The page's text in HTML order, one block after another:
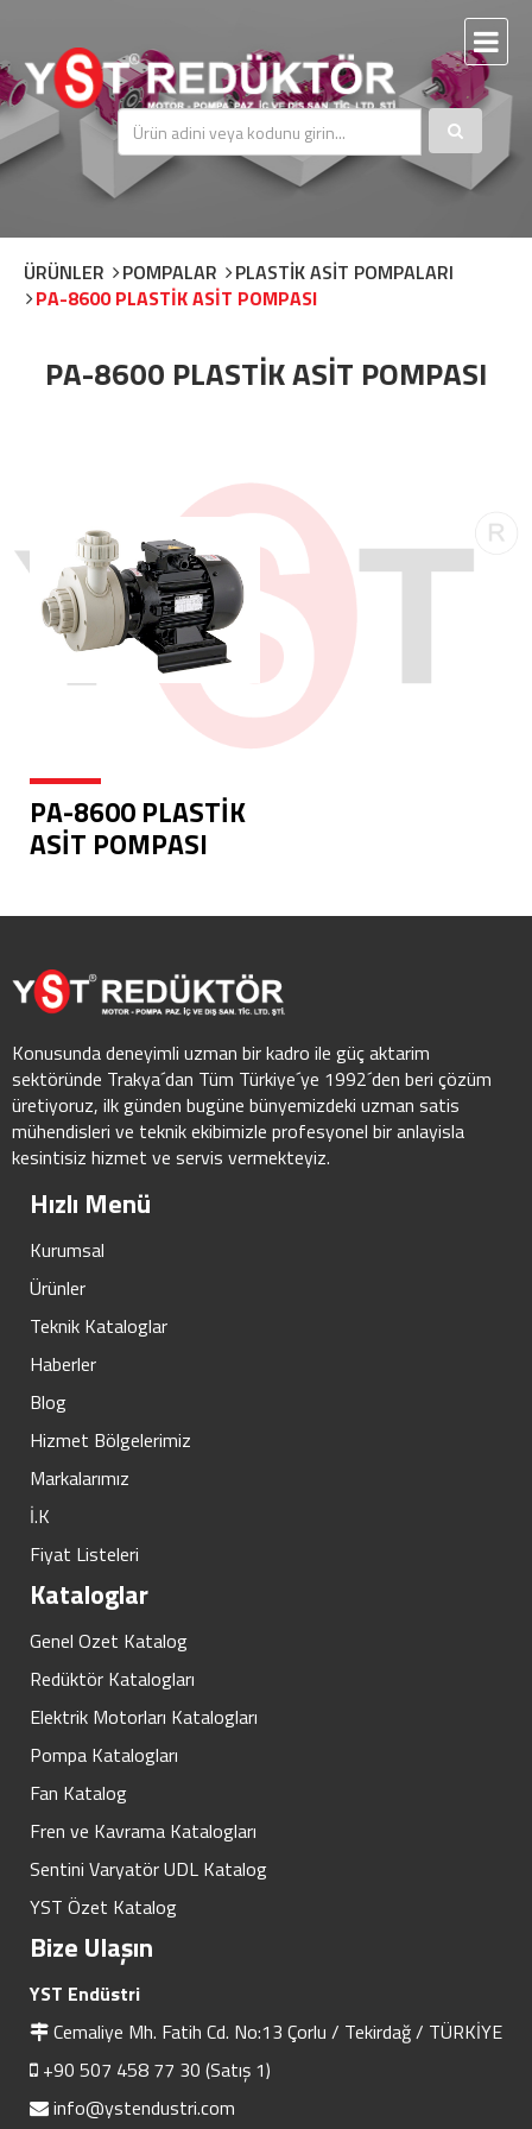
ÜRÜNLER POMPALAR
PLASTİK ASİT POMPALARI
PA-8600 PLASTİK ASİT POMPASI
PA-8600 PLASTİK ASİT POMPASI
PA-8600 PLASTİK
ASİT POMPASI
Konusunda deneyimli uzman bir kadro ile güç aktarim
sektöründe Trakya´dan Tüm Türkiye´ye 1992´den beri çözüm
üretiyoruz, ilk günden bugüne bünyemizdeki uzman satis
mühendisleri ve teknik ekibimizle profesyonel bir anlayisla
kesintisiz hizmet ve servis vermekteyiz.
Hızlı Menü
Kurumsal
Ürünler
Teknik Kataloglar
Haberler
Blog
Hizmet Bölgelerimiz
Markalarımız
İ.K
Fiyat Listeleri
Kataloglar
Genel Ozet Katalog
Redüktör Katalogları
Elektrik Motorları Katalogları
Pompa Katalogları
Fan Katalog
Fren ve Kavrama Katalogları
Sentini Varyatör UDL Katalog
YST Özet Katalog
Bize Ulaşın
YST Endüstri
Cemaliye Mh. Fatih Cd. No:13 Çorlu / Tekirdağ / TÜRKİYE
+90 507 458 77 30 (Satış 1)
info@ystendustri.com